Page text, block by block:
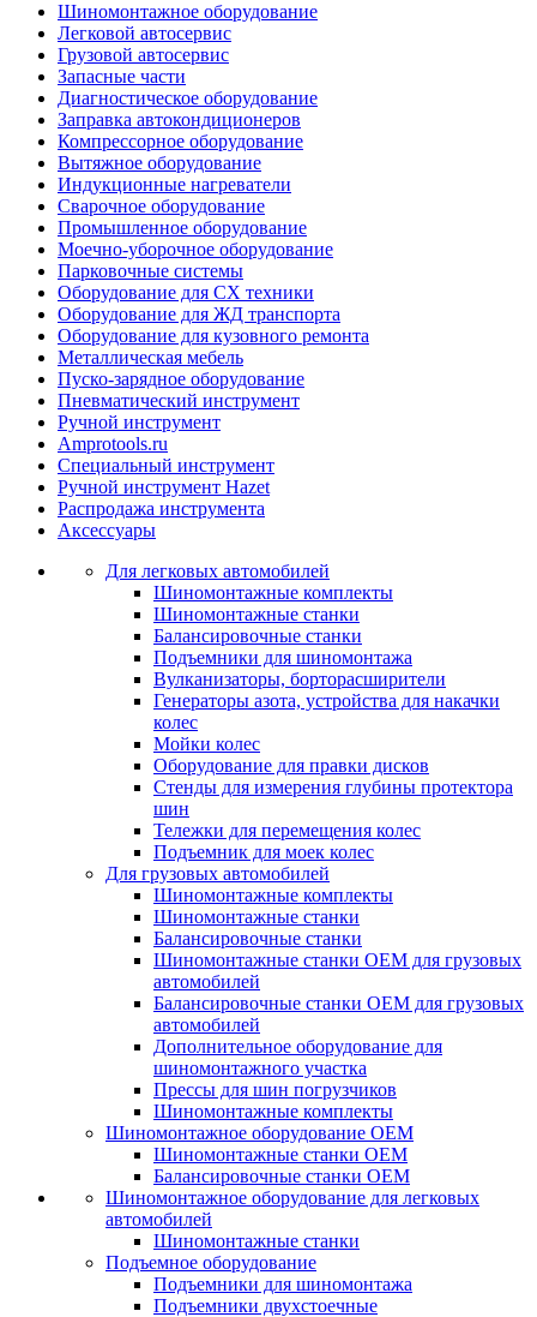
Шиномонтажное оборудование
Легковой автосервис
Грузовой автосервис
Запасные части
Диагностическое оборудование
Заправка автокондиционеров
Компрессорное оборудование
Вытяжное оборудование
Индукционные нагреватели
Сварочное оборудование
Промышленное оборудование
Моечно-уборочное оборудование
Парковочные системы
Оборудование для СХ техники
Оборудование для ЖД транспорта
Оборудование для кузовного ремонта
Металлическая мебель
Пуско-зарядное оборудование
Пневматический инструмент
Ручной инструмент
Amprotools.ru
Специальный инструмент
Ручной инструмент Hazet
Распродажа инструмента
Аксессуары
Для легковых автомобилей
Шиномонтажные комплекты
Шиномонтажные станки
Балансировочные станки
Подъемники для шиномонтажа
Вулканизаторы, борторасширители
Генераторы азота, устройства для накачки
колес
Мойки колес
Оборудование для правки дисков
Стенды для измерения глубины протектора
шин
Тележки для перемещения колес
Подъемник для моек колеc
Для грузовых автомобилей
Шиномонтажные комплекты
Шиномонтажные станки
Балансировочные станки
Шиномонтажные станки ОЕМ для грузовых
автомобилей
Балансировочные станки ОЕМ для грузовых
автомобилей
Дополнительное оборудование для
шиномонтажного участка
Прессы для шин погрузчиков
Шиномонтажные комплекты
Шиномонтажное оборудование ОЕМ
Шиномонтажные станки ОЕМ
Балансировочные станки ОЕМ
Шиномонтажное оборудование для легковых
автомобилей
Шиномонтажные станки
Подъемное оборудование
Подъемники для шиномонтажа
Подъемники двухстоечные